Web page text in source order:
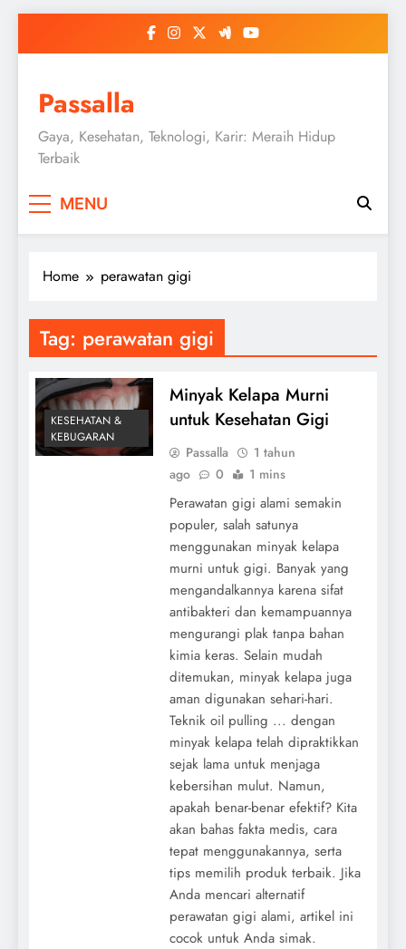
Passalla
Gaya, Kesehatan, Teknologi, Karir: Meraih Hidup
Terbaik
MENU
Home perawatan gigi
Tag: perawatan gigi
KESEHATAN &
KEBUGARAN
Minyak Kelapa Murni
untuk Kesehatan Gigi
Passalla
1 tahun
ago
0 1 mins
Perawatan gigi alami semakin
populer, salah satunya
menggunakan minyak kelapa
murni untuk gigi. Banyak yang
mengandalkannya karena sifat
antibakteri dan kemampuannya
mengurangi plak tanpa bahan
kimia keras. Selain mudah
ditemukan, minyak kelapa juga
aman digunakan sehari-hari.
Teknik oil pulling ... dengan
minyak kelapa telah dipraktikkan
sejak lama untuk menjaga
kebersihan mulut. Namun,
apakah benar-benar efektif? Kita
akan bahas fakta medis, cara
tepat menggunakannya, serta
tips memilih produk terbaik. Jika
Anda mencari alternatif
perawatan gigi alami, artikel ini
cocok untuk Anda simak.